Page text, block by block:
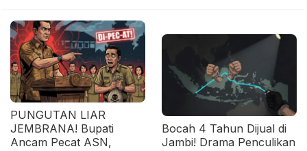
PUNGUTAN LIAR
JEMBRANA! Bupati
Ancam Pecat ASN,
Bocah 4 Tahun Dijual di
Jambi! Drama Penculikan